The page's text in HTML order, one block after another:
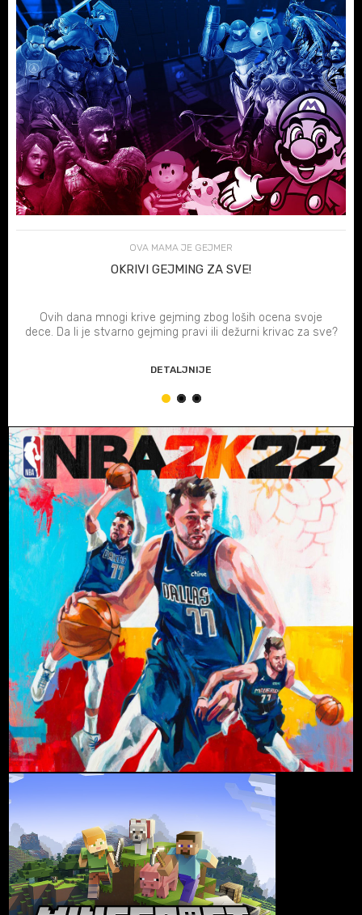
OVA MAMA JE GEJMER
OKRIVI GEJMING ZA SVE!
Ovih dana mnogi krive gejming zbog loših ocena svoje
dece. Da li je stvarno gejming pravi ili dežurni krivac za sve?
DETALJNIJE
1 2 3